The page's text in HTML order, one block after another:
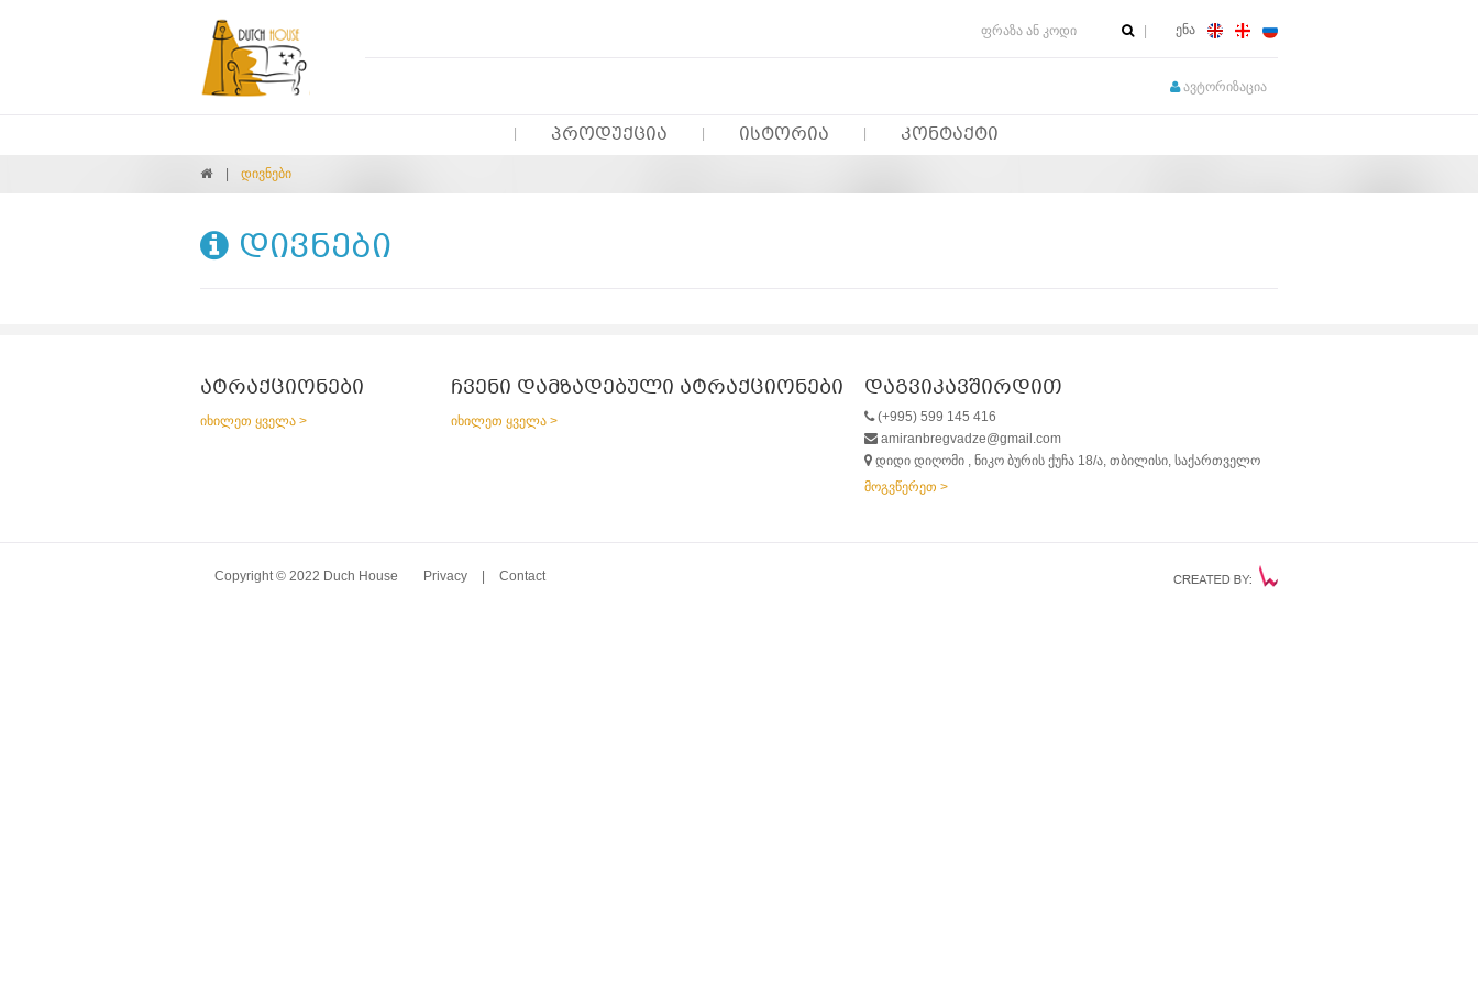
ენა
ავტორიზაცია
ᲞᲠᲝᲓᲣᲥᲪᲘᲐ ᲘᲡᲢᲝᲠᲘᲐ ᲙᲝᲜᲢᲐᲥᲢᲘ
დივნები
დივნები
ატრაქციონები
იხილეთ ყველა >
ჩვენი დამზადებული ატრაქციონები
იხილეთ ყველა >
დაგვიკავშირდით
(+995) 599 145 416
amiranbregvadze@gmail.com
დიდი დიღომი , ნიკო ბურის ქუჩა 18/ა, თბილისი, საქართველო
მოგვწერეთ >
Copyright © 2022 Duch House Privacy Contact